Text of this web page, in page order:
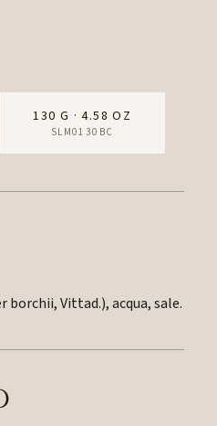
130 G · 4.58 OZ
SLM0130BC
Vittad.), acqua, sale.